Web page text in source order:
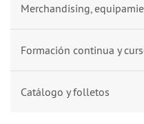
Merchandising,
Formación continua y
Catálogo y folletos